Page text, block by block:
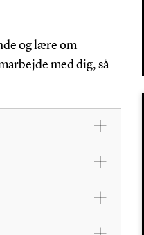
og lære om
med dig, så